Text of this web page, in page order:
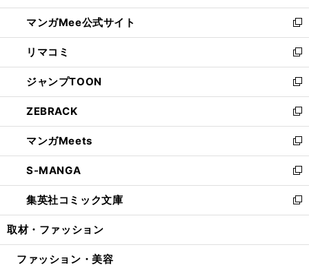
開
く
ン
ド
ウ
で
開
く
ウ
ィ
ン
ド
ウ
で
開
く
し
い
ウ
ィ
ン
ド
ウ
で
開
く
マンガMee公式サイト
新
し
い
ウ
ィ
ン
ド
ウ
で
開
く
リマコミ
新
し
い
ウ
ィ
ン
ド
ウ
で
開
く
ジャンプTOON
新
し
い
ウ
ィ
ン
ド
ウ
で
開
ZEBRACK
新
し
い
ウ
ィ
ン
ド
ウ
開
マンガMeets
新
し
い
ウ
ィ
ン
ウ
S-MANGA
新
し
い
ウ
ン
集英社コミック文庫
新
し
ウ
取材・ファッション
ファッション・美容